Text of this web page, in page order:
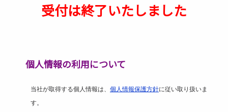
受付は終了いたしました
個人情報の利用について
当社が取得する個人情報は、 個人情報保護方針に従い取り扱いま
す。